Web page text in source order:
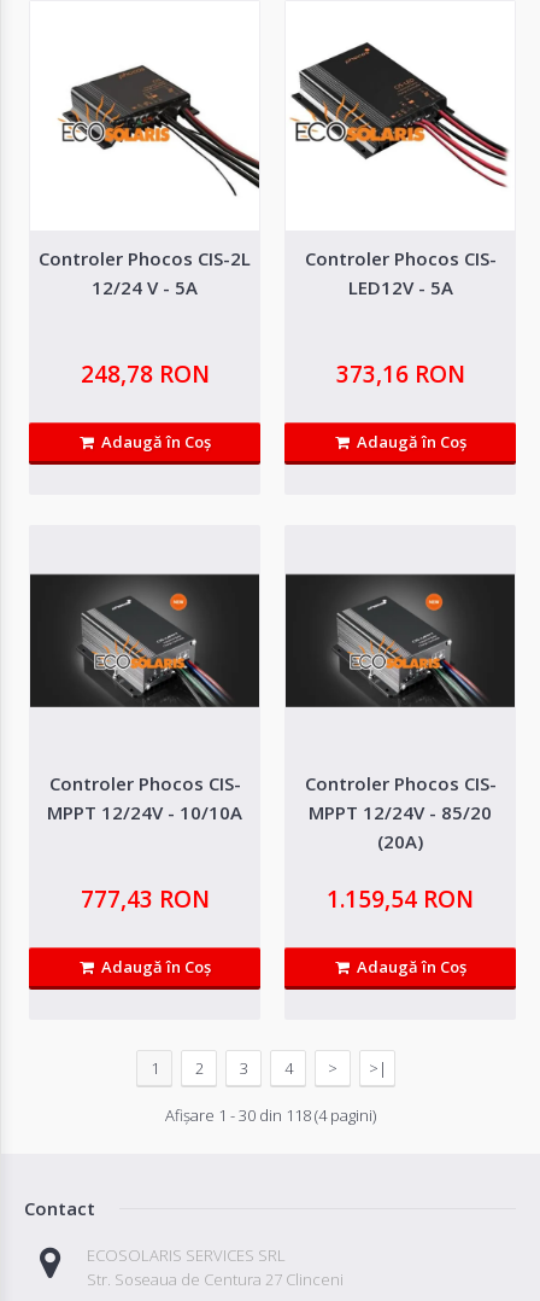
Controler CMLup 12/24 V 10/10 A
223,90 RON
Adaugă in Wishlist
Compară produsul
Controler CMLup 12/24 V 20/20 A
Compară produsul
Controler Phocos CIS-2L
12/24 V - 5A
248,78 RON
Adaugă în Coş
Controler Phocos CIS-
LED12V - 5A
373,16 RON
Adaugă în Coş
Controler Phocos CIS-
MPPT 12/24V - 10/10A
777,43 RON
Adaugă în Coş
Controler Phocos CIS-
MPPT 12/24V - 85/20
(20A)
1.159,54 RON
Adaugă în Coş
1 2 3 4 > >|
Afişare 1 - 30 din 118 (4 pagini)
Contact
ECOSOLARIS SERVICES SRL
Str. Soseaua de Centura 27 Clinceni